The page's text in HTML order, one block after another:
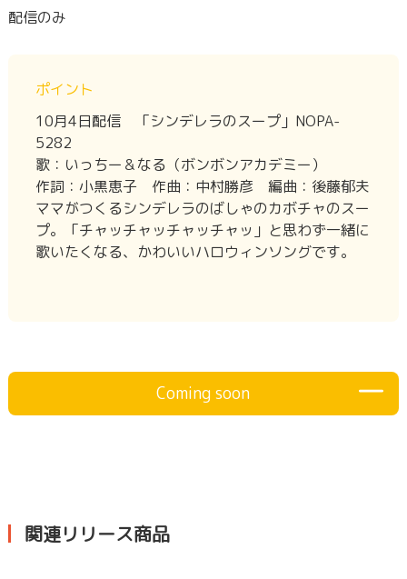
配信のみ
ポイント
10月4日配信 「シンデレラのスープ」NOPA-
5282
歌：いっちー＆なる（ボンボンアカデミー）
作詞：小黒恵子 作曲：中村勝彦 編曲：後藤郁夫
ママがつくるシンデレラのばしゃのカボチャのスー
プ。「チャッチャッチャッチャッ」と思わず一緒に
歌いたくなる、かわいいハロウィンソングです。
Coming soon
関連リリース商品